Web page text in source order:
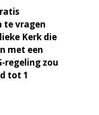
te vragen
Kerk die
met een
regeling zou
tot 1